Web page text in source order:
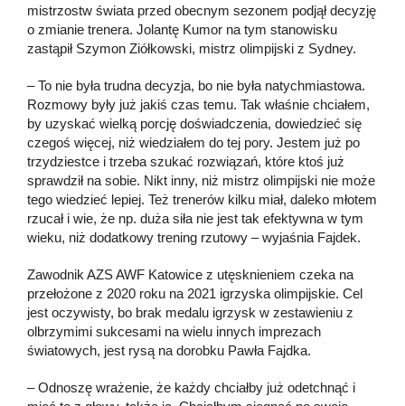
mistrzostw świata przed obecnym sezonem podjął decyzję
o zmianie trenera. Jolantę Kumor na tym stanowisku
zastąpił Szymon Ziółkowski, mistrz olimpijski z Sydney.
– To nie była trudna decyzja, bo nie była natychmiastowa.
Rozmowy były już jakiś czas temu. Tak właśnie chciałem,
by uzyskać wielką porcję doświadczenia, dowiedzieć się
czegoś więcej, niż wiedziałem do tej pory. Jestem już po
trzydziestce i trzeba szukać rozwiązań, które ktoś już
sprawdził na sobie. Nikt inny, niż mistrz olimpijski nie może
tego wiedzieć lepiej. Też trenerów kilku miał, daleko młotem
rzucał i wie, że np. duża siła nie jest tak efektywna w tym
wieku, niż dodatkowy trening rzutowy – wyjaśnia Fajdek.
Zawodnik AZS AWF Katowice z utęsknieniem czeka na
przełożone z 2020 roku na 2021 igrzyska olimpijskie. Cel
jest oczywisty, bo brak medalu igrzysk w zestawieniu z
olbrzymimi sukcesami na wielu innych imprezach
światowych, jest rysą na dorobku Pawła Fajdka.
– Odnoszę wrażenie, że każdy chciałby już odetchnąć i